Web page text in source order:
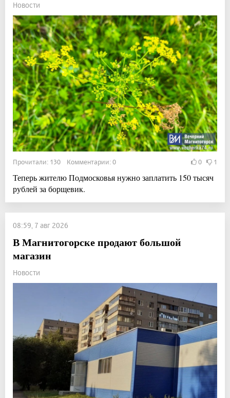
Новости
Прочитали: 130 Комментарии: 0 0 1
Теперь жителю Подмосковья нужно заплатить 150 тысяч
рублей за борщевик.
08:59, 7 авг 2026
В Магнитогорске продают большой
магазин
Новости